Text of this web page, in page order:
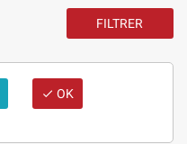
FILTRER
 OK